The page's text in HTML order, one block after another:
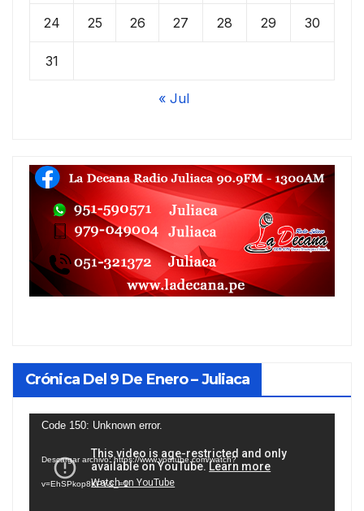
24 25 26 27 28 29 30
31
« Jul
Crónica Del 9 De Enero – Juliaca
Reproductor
vídeo
Code 150: Unknown error.
Descargar archivo: https://www.youtube.com/watch?
v=EhSPkop8KPY&_=1